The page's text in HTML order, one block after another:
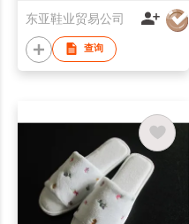
东亚鞋业贸易公司
查询